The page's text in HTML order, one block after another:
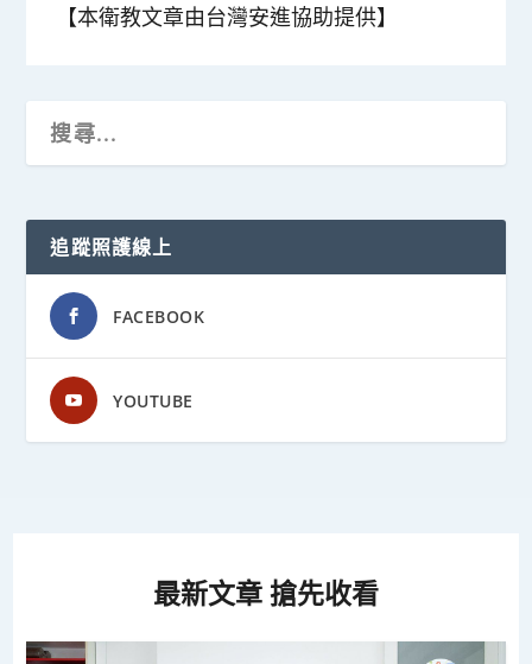
【本衛教文章由台灣安進協助提供】
追蹤照護線上
FACEBOOK
YOUTUBE
最新文章 搶先收看